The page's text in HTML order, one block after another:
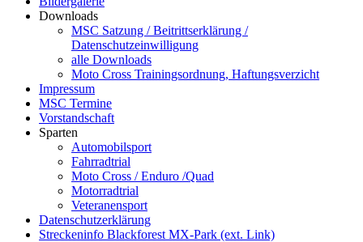
Downloads
MSC Satzung / Beitrittserklärung /
Datenschutzeinwilligung
alle Downloads
Moto Cross Trainingsordnung, Haftungsverzicht
Impressum
MSC Termine
Vorstandschaft
Sparten
Automobilsport
Fahrradtrial
Moto Cross / Enduro /Quad
Motorradtrial
Veteranensport
Datenschutzerklärung
Streckeninfo Blackforest MX-Park (ext. Link)